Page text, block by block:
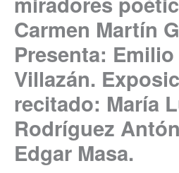
Carmen Martín
Presenta:
Villazán.
recitado: María
Rodríguez
Edgar Masa.